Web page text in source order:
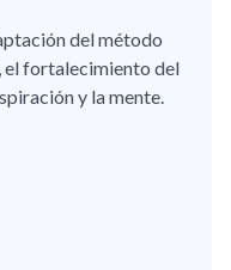
del método
el fortalecimiento del
y la mente.